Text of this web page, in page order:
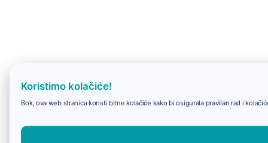
Koristimo kolačiće!
Bok, ova web stranica koristi bitne kolačiće kako bi osigurala pravilan rad i